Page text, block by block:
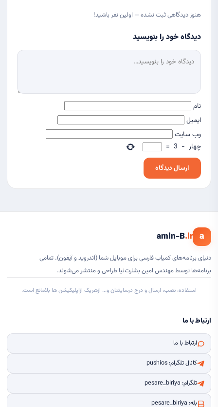
هنوز دیدگاهی ثبت نشده — اولین نفر باشید!
دیدگاه خود را بنویسید
نام
ایمیل
وب‌ سایت
چهار −
3
=
Live Usa Cams
a
amin-B.ir
دنیای برنامه‌های کمیاب فارسی برای موبایل شما (اندروید و آیفون). تمامی
برنامه‌ها توسط مهندس امین بشارت‌نیا طراحی و منتشر می‌شوند.
استفاده، نصب، ارسال و درج درسایتتان و... ازهریک ازاپلیکیشن ها بلامانع است.
ارتباط با ما
ارتباط با ما
کانال تلگرام: pushios
تلگرام: pesare_biriya
بله: pesare_biriya